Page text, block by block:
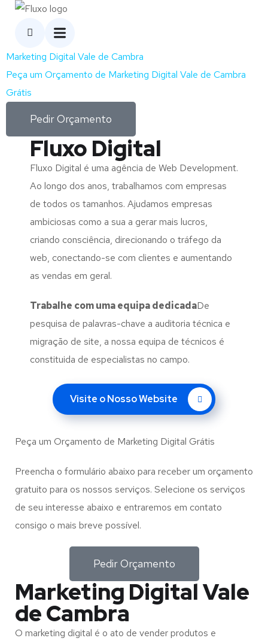
Marketing Digital Vale de Cambra
Peça um Orçamento de Marketing Digital Vale de Cambra
Grátis
Pedir Orçamento
Fluxo Digital
Fluxo Digital é uma agência de Web Development.
Ao longo dos anos, trabalhamos com empresas
de todos os tamanhos. Ajudamos empresas
ambiciosas como a sua a gerar mais lucros,
criando consciência, direcionando o tráfego da
web, conectando-se com clientes e aumentando
as vendas em geral.
Trabalhe com umaequipa dedicadaDe
pesquisa de palavras-chave a auditoria técnica e
migração de site, a nossa equipa de técnicos é
constituida de especialistas no campo.
Visite o Nosso Website
Peça um Orçamento de Marketing Digital Grátis
Preencha o formulário abaixo para receber um orçamento
gratuito para os nossos serviços. Selecione os serviços
de seu interesse abaixo e entraremos em contato
consigo o mais breve possível.
Pedir Orçamento
Marketing Digital Vale
de Cambra
O marketing digital é o ato de vender produtos e